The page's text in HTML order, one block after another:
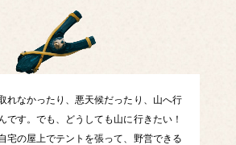
れなかったり、悪天候だったり、山へ行
です。でも、どうしても山に行きたい！
宅の屋上でテントを張って、野営できる